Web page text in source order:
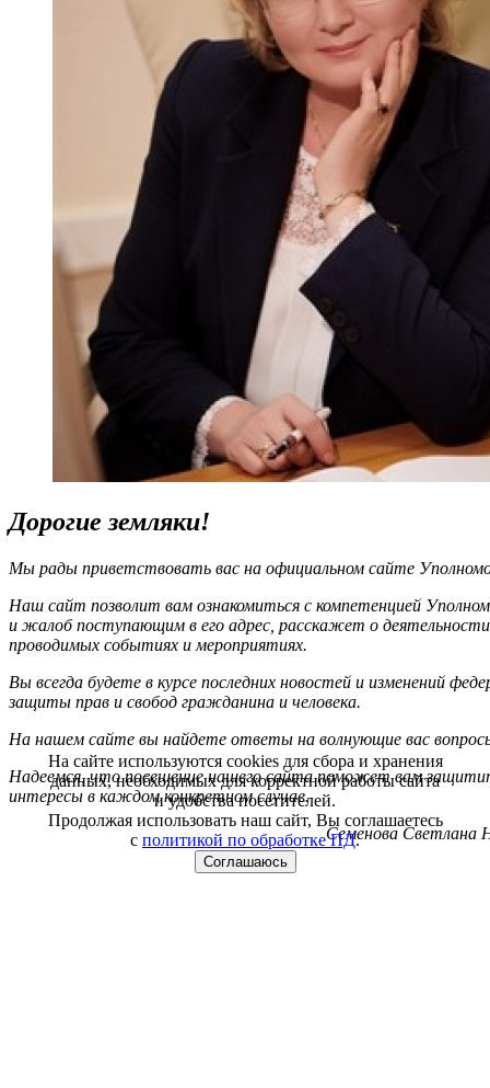
Дорогие земляки!
Мы рады приветствовать вас на официальном сайте
Наш сайт позволит вам ознакомиться с компетенцией
и жалоб поступающим в его адрес, расскажет о
проводимых событиях и мероприятиях.
Вы всегда будете в курсе последних новостей и изменений
защиты прав и свобод гражданина и человека.
На нашем сайте вы найдете ответы на волнующие вас
Надеемся, что посещение нашего сайта поможет вам
интересы в каждом конкретном случае.
Семенова Светлана
На сайте используются cookies для сбора и хранения
данных, необходимых для корректной работы сайта
и удобства посетителей.
Продолжая использовать наш сайт, Вы соглашаетесь
с политикой по обработке ПД.
Соглашаюсь